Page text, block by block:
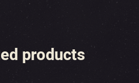
products